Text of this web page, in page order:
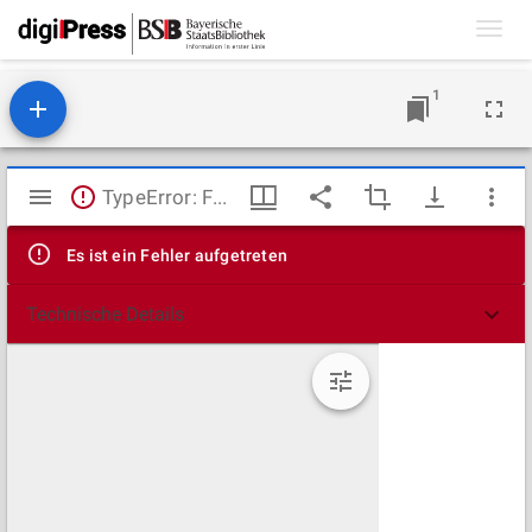
1
Mirador
Viewer
TypeError: Failed to fetch
Es ist ein Fehler aufgetreten
Technische Details